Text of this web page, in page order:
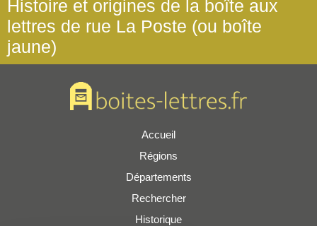
Histoire et origines de la boîte aux
lettres de rue La Poste (ou boîte
jaune)
Accueil
Régions
Départements
Rechercher
Historique